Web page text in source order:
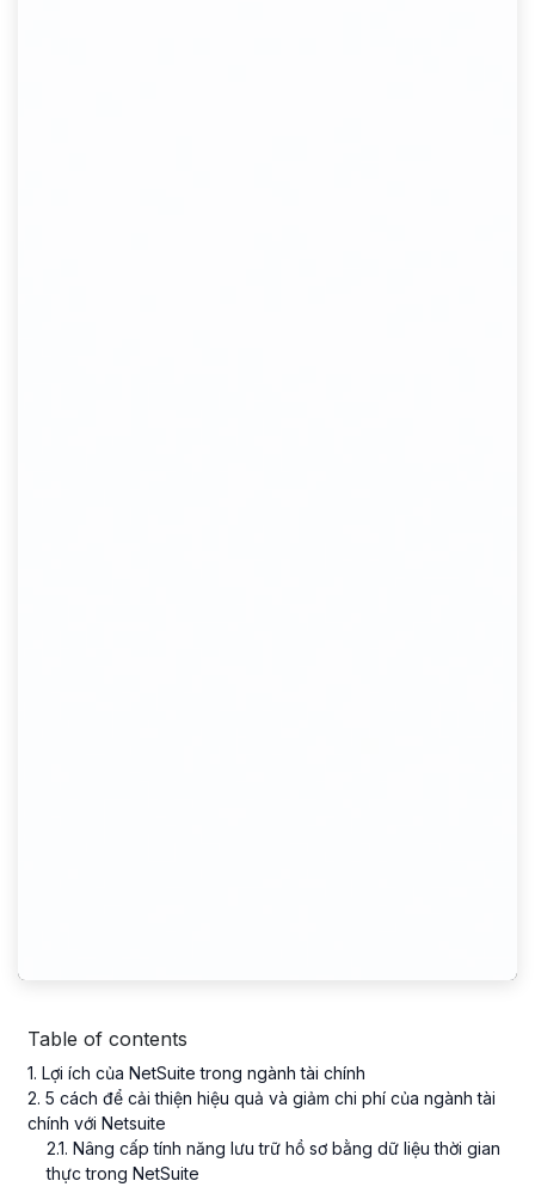
Table of contents
1. Lợi ích của NetSuite trong ngành tài chính
2. 5 cách để cải thiện hiệu quả và giảm chi phí của ngành tài
chính với Netsuite
2.1. Nâng cấp tính năng lưu trữ hồ sơ bằng dữ liệu thời gian
thực trong NetSuite